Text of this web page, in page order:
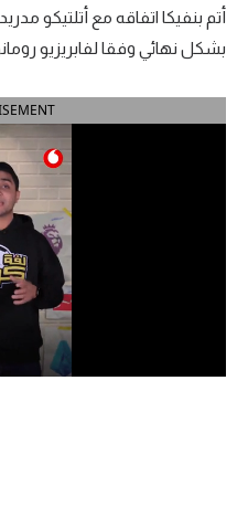
الدوري الإنجليزي الممتاز
الدوري الإسباني
الدوري السعودي للمحترفين
أتم بنفيكا اتفاقه مع أتلتيكو
بشكل نهائي وفقا لفابريزيو